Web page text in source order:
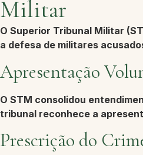
Militar
O Superior Tribunal Militar
a defesa de militares
Apresentação
O STM consolidou
tribunal reconhece a
Prescrição do